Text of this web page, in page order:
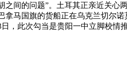
之间的问题”。土耳其正亲近关
拿马国旗的货船正在乌克兰切尔
，此次勾当是贵阳一中立脚校